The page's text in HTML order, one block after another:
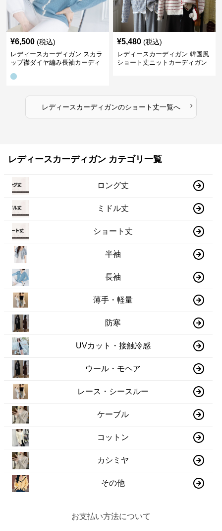
¥6,500 (税込)
レディースカーディガン スカラ
ップ襟ダイヤ編み長袖カーディ
¥5,480 (税込)
レディースカーディガン 韓国風
ショート丈ニットカーディガン
レディースカーディガンのショート丈一覧へ ›
レディースカーディガン カテゴリ一覧
ロング丈
ミドル丈
ショート丈
半袖
長袖
薄手・軽量
防寒
UVカット・接触冷感
ウール・モヘア
レース・シースルー
ケーブル
コットン
カシミヤ
その他
お支払い方法について